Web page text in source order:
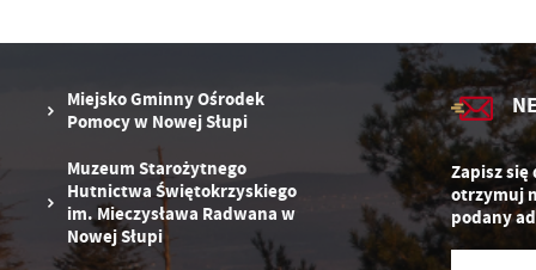
Miejsko Gminny Ośrodek
Pomocy w Nowej Słupi
Muzeum Starożytnego
Hutnictwa Świętokrzyskiego
im. Mieczysława Radwana w
Nowej Słupi
Zapisz
otrzymuj
podany